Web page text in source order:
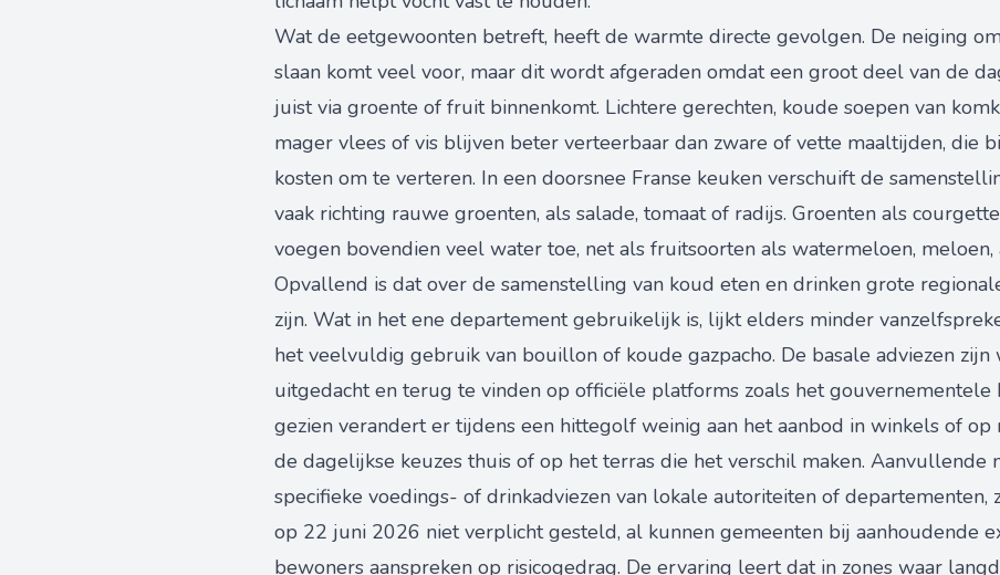
Wat de eetgewoonten betreft, heeft de warmte directe gevolgen. De neiging
slaan komt veel voor, maar dit wordt afgeraden omdat een groot deel van de
juist via groente of fruit binnenkomt. Lichtere gerechten, koude soepen van
mager vlees of vis blijven beter verteerbaar dan zware of vette maaltijden, die
kosten om te verteren. In een doorsnee Franse keuken verschuift de
vaak richting rauwe groenten, als salade, tomaat of radijs. Groenten als
voegen bovendien veel water toe, net als fruitsoorten als watermeloen, meloen,
Opvallend is dat over de samenstelling van koud eten en drinken grote
zijn. Wat in het ene departement gebruikelijk is, lijkt elders minder
het veelvuldig gebruik van bouillon of koude gazpacho. De basale adviezen
uitgedacht en terug te vinden op officiële platforms zoals het gouvernementele
gezien verandert er tijdens een hittegolf weinig aan het aanbod in winkels of op
de dagelijkse keuzes thuis of op het terras die het verschil maken. Aanvullende
specifieke voedings- of drinkadviezen van lokale autoriteiten of departementen,
op 22 juni 2026 niet verplicht gesteld, al kunnen gemeenten bij aanhoudende
bewoners aanspreken op risicogedrag. De ervaring leert dat in zones waar